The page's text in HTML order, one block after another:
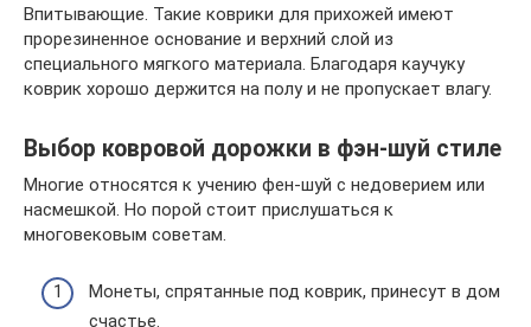
Впитывающие. Такие коврики для прихожей имеют
прорезиненное основание и верхний слой из
специального мягкого материала. Благодаря каучуку
коврик хорошо держится на полу и не пропускает влагу.
Выбор ковровой дорожки в фэн-шуй стиле
Многие относятся к учению фен-шуй с недоверием или
насмешкой. Но порой стоит прислушаться к
многовековым советам.
Монеты, спрятанные под коврик, принесут в дом
счастье.